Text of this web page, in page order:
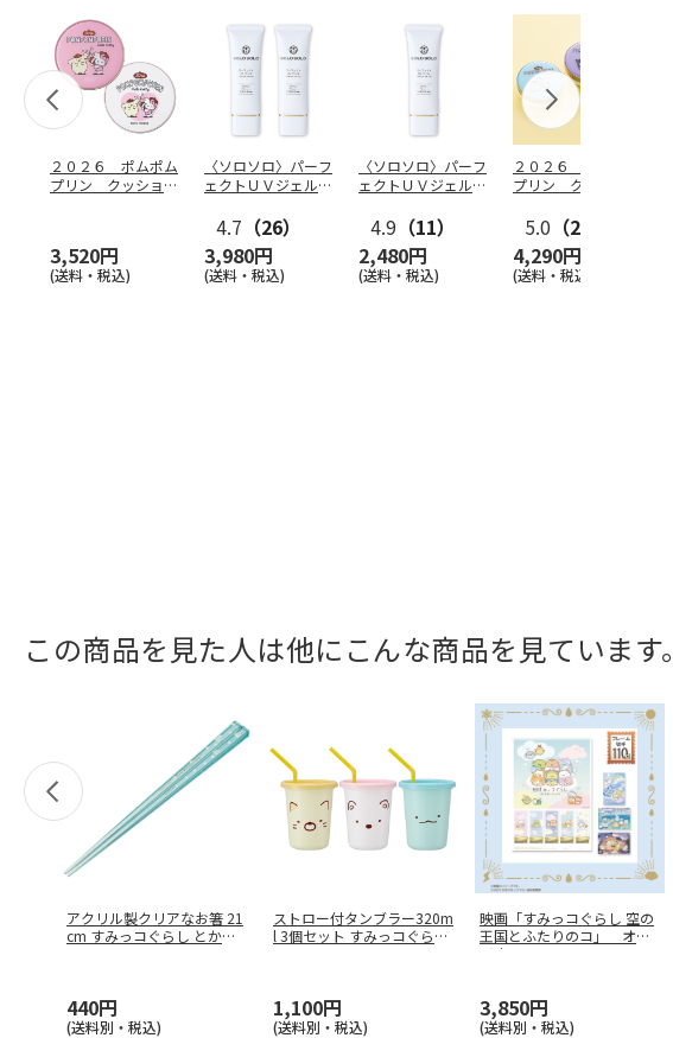
２０２６ ポムポム
プリン クッション
3,520円
(送料・税込)
〈ソロソロ〉パーフ
ェクトＵＶジェル
4.7 （26）
3,980円
(送料・税込)
〈ソロソロ〉パーフ
ェクトＵＶジェル
4.9 （11）
2,480円
(送料・税込)
２０２６ ポムポム
プリン クッション
個セ…
5.0 （2）
4,290円
(送料・税込)
この商品を見た人は他にこんな商品を見ています。
アクリル製クリアなお箸 21
cm すみっコぐらし とかげ
440円
(送料別・税込)
ストロー付タンブラー320m
l 3個セット すみっコぐらし
1,100円
(送料別・税込)
映画「すみっコぐらし 空の
王国とふたりのコ」 オリ
ジナルフ
3,850円
(送料別・税込)